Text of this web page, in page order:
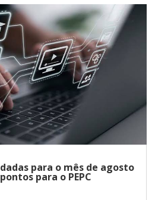
para o mês de agosto
para o PEPC